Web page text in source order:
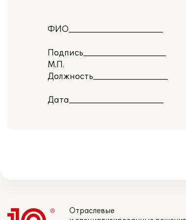
ФИО________________________
Подпись_____________________
М.П.
Должность___________________
Дата________________________
Отраслевые